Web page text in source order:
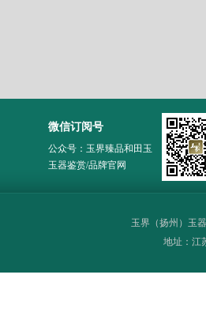
微信订阅号
公众号：玉界臻品和田玉
玉器鉴赏/品牌官网
玉界（扬州）玉
地址：江